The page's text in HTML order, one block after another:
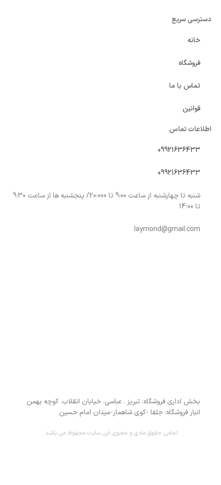
دسترسی سریع
خانه
فروشگاه
تماس با ما
قوانین
اطلاعات تماس
09921636433
09921636433
شنبه تا چهارشنبه از ساعت 9:00 تا 20:000/ پنجشنبه ها از ساعت 9:30
تا 14:00
laymond@gmail.com
بخش اداری فروشگاه: تبریز . عباسی. خیابان انقلاب. کوچه بهمن
انبار فروشگاه: جلفا -کوی شاهمار-میدان امام حسین
تمامی حقوق مادی و معنوی این سایت محفوظ می باشد.